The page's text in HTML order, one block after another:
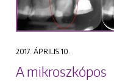
2017. ÁPRILIS 10.
A mikroszkópos